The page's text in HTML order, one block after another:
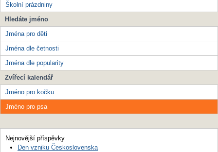
Školní prázdniny
Hledáte jméno
Jména pro děti
Jména dle četnosti
Jména dle popularity
Zvířecí kalendář
Jméno pro kočku
Jméno pro psa
Nejnovější příspěvky
Den vzniku Československa